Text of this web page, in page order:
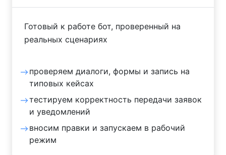
Готовый к работе бот, проверенный на
реальных сценариях
проверяем диалоги, формы и запись на
типовых кейсах
тестируем корректность передачи заявок
и уведомлений
вносим правки и запускаем в рабочий
режим